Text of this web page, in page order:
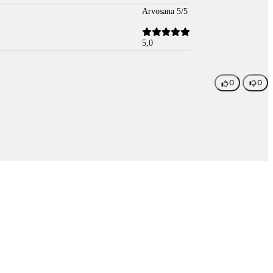
Arvosana 5/5
5,0
0 0